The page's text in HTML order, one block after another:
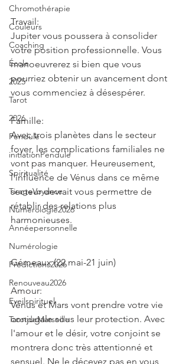
Chromothérapie
Couleurs
Coaching
École
2025
Tarot
2026
Pendule
initiationPendule
Spiritualité
TirageVoyance
Numérologie2026
Annéepersonnelle
Numérologie
Prédictions2026
Renouveau2026
Eveilspirituel
TarotdeMarseille
Travail:
Jupiter vous poussera à consolider
votre position professionnelle. Vous
manoeuvrerez si bien que vous
pourriez obtenir un avancement dont
vous commenciez à désespérer.
Famille:
Avec trois planètes dans le secteur
foyer, les complications familiales ne
vont pas manquer. Heureusement,
l'influence de Vénus dans ce même
secteur devrait vous permettre de
rétablir des relations plus
harmonieuses.
Gémeaux (22 mai-21 juin)
Amour:
Vénus et Mars vont prendre votre vie
conjugale sous leur protection. Avec
l'amour et le désir, votre conjoint se
montrera donc très attentionné et
sensuel. Ne le décevez pas en vous